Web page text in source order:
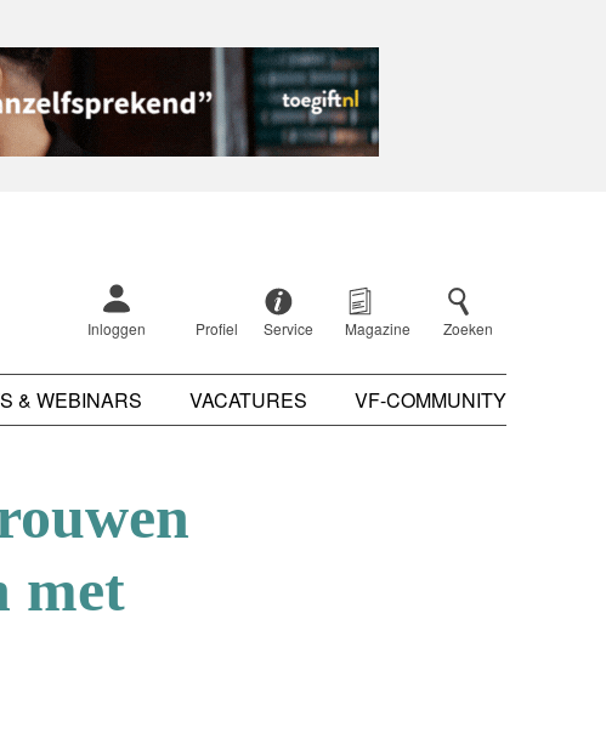
Inloggen Profiel Service Magazine Zoeken
& WEBINARS VACATURES VF-COMMUNITY
met